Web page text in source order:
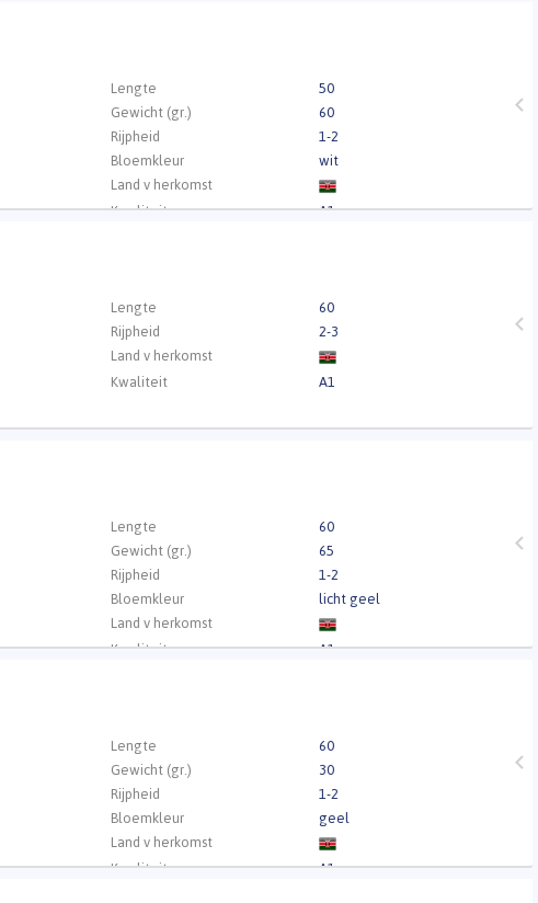
Lengte
50
Gewicht (gr.)
60
Rijpheid
1-2
Bloemkleur
wit
Land v herkomst
Kwaliteit
A1
Lengte
60
Rijpheid
2-3
Land v herkomst
Kwaliteit A1
Lengte
60
Gewicht (gr.)
65
Rijpheid
1-2
Bloemkleur
licht geel
Land v herkomst
Kwaliteit
A1
Lengte
60
Gewicht (gr.)
30
Rijpheid
1-2
Bloemkleur
geel
Land v herkomst
Kwaliteit
A1